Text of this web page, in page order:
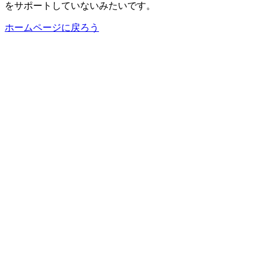
をサポートしていないみたいです。
ホームページに戻ろう